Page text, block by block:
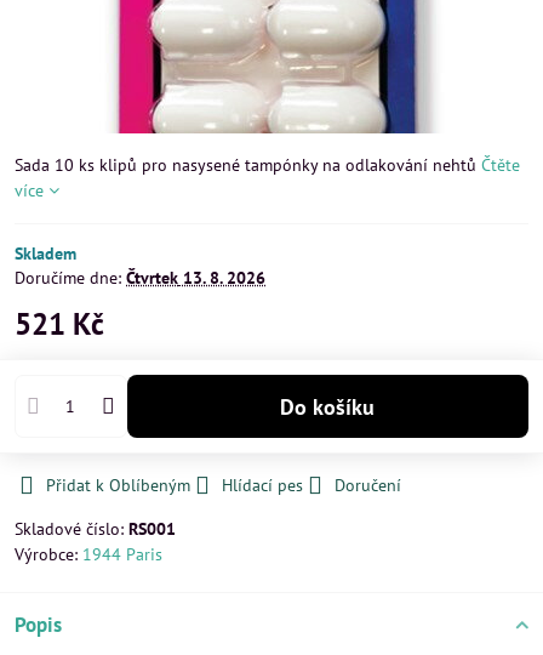
Sada 10 ks klipů pro nasysené tampónky na odlakování nehtů Čtěte
více
Skladem
Doručíme dne: Čtvrtek 13. 8. 2026
521 Kč
Do košíku
Přidat k Oblíbeným Hlídací pes
Doručení
Skladové číslo: RS001
Výrobce: 1944 Paris
Popis